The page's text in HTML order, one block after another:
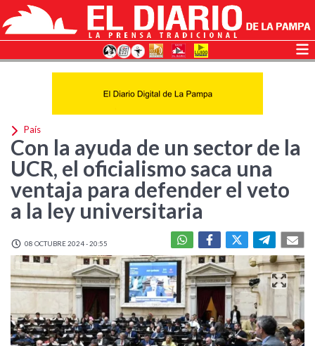
País
Con la ayuda de un sector de la
UCR, el oficialismo saca una
ventaja para defender el veto
a la ley universitaria
08 OCTUBRE 2024 - 20:55